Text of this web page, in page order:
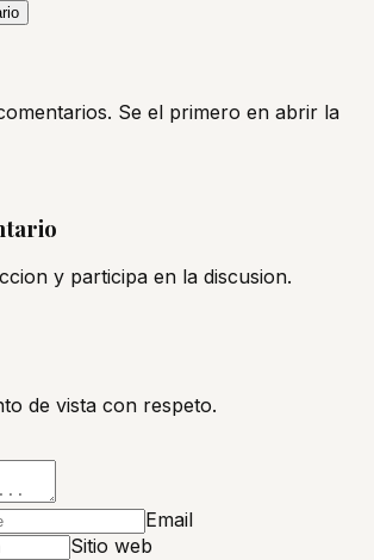
Se el primero en abrir la
y participa en la discusion.
de vista con respeto.
Email
Sitio web